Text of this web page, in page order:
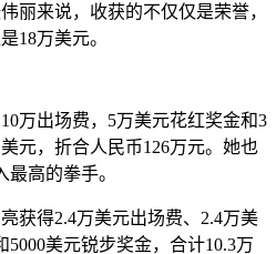
丽来说，收获的不仅仅是荣誉，
18万美元。
出场费，5万美元花红奖金和3
元，折合人民币126万元。她也
高的拳手。
得2.4万美元出场费、2.4万美
美元锐步奖金，合计10.3万